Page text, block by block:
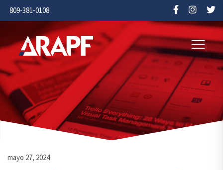
809-381-0108
mayo 27, 2024